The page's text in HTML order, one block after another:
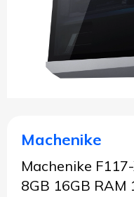
Machenike
Machenike
8GB 16GB RAM